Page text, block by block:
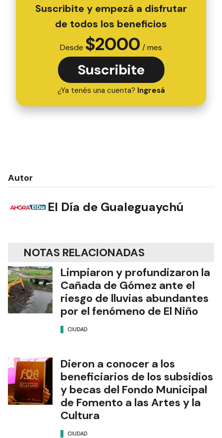
EXCLUSIVOS
Suscribite y empezá a disfrutar
de todos los beneficios
Desde $2000/ mes
Suscribite
¿Ya tenés una cuenta?Ingresá
NOTAS RELACIONADAS
Limpiaron y profundizaron la
Cañada de Gómez ante el
riesgo de lluvias abundantes
por el fenómeno de El Niño
Dieron a conocer a los
beneficiarios de los subsidios
y becas del Fondo Municipal
de Fomento a las Artes y la